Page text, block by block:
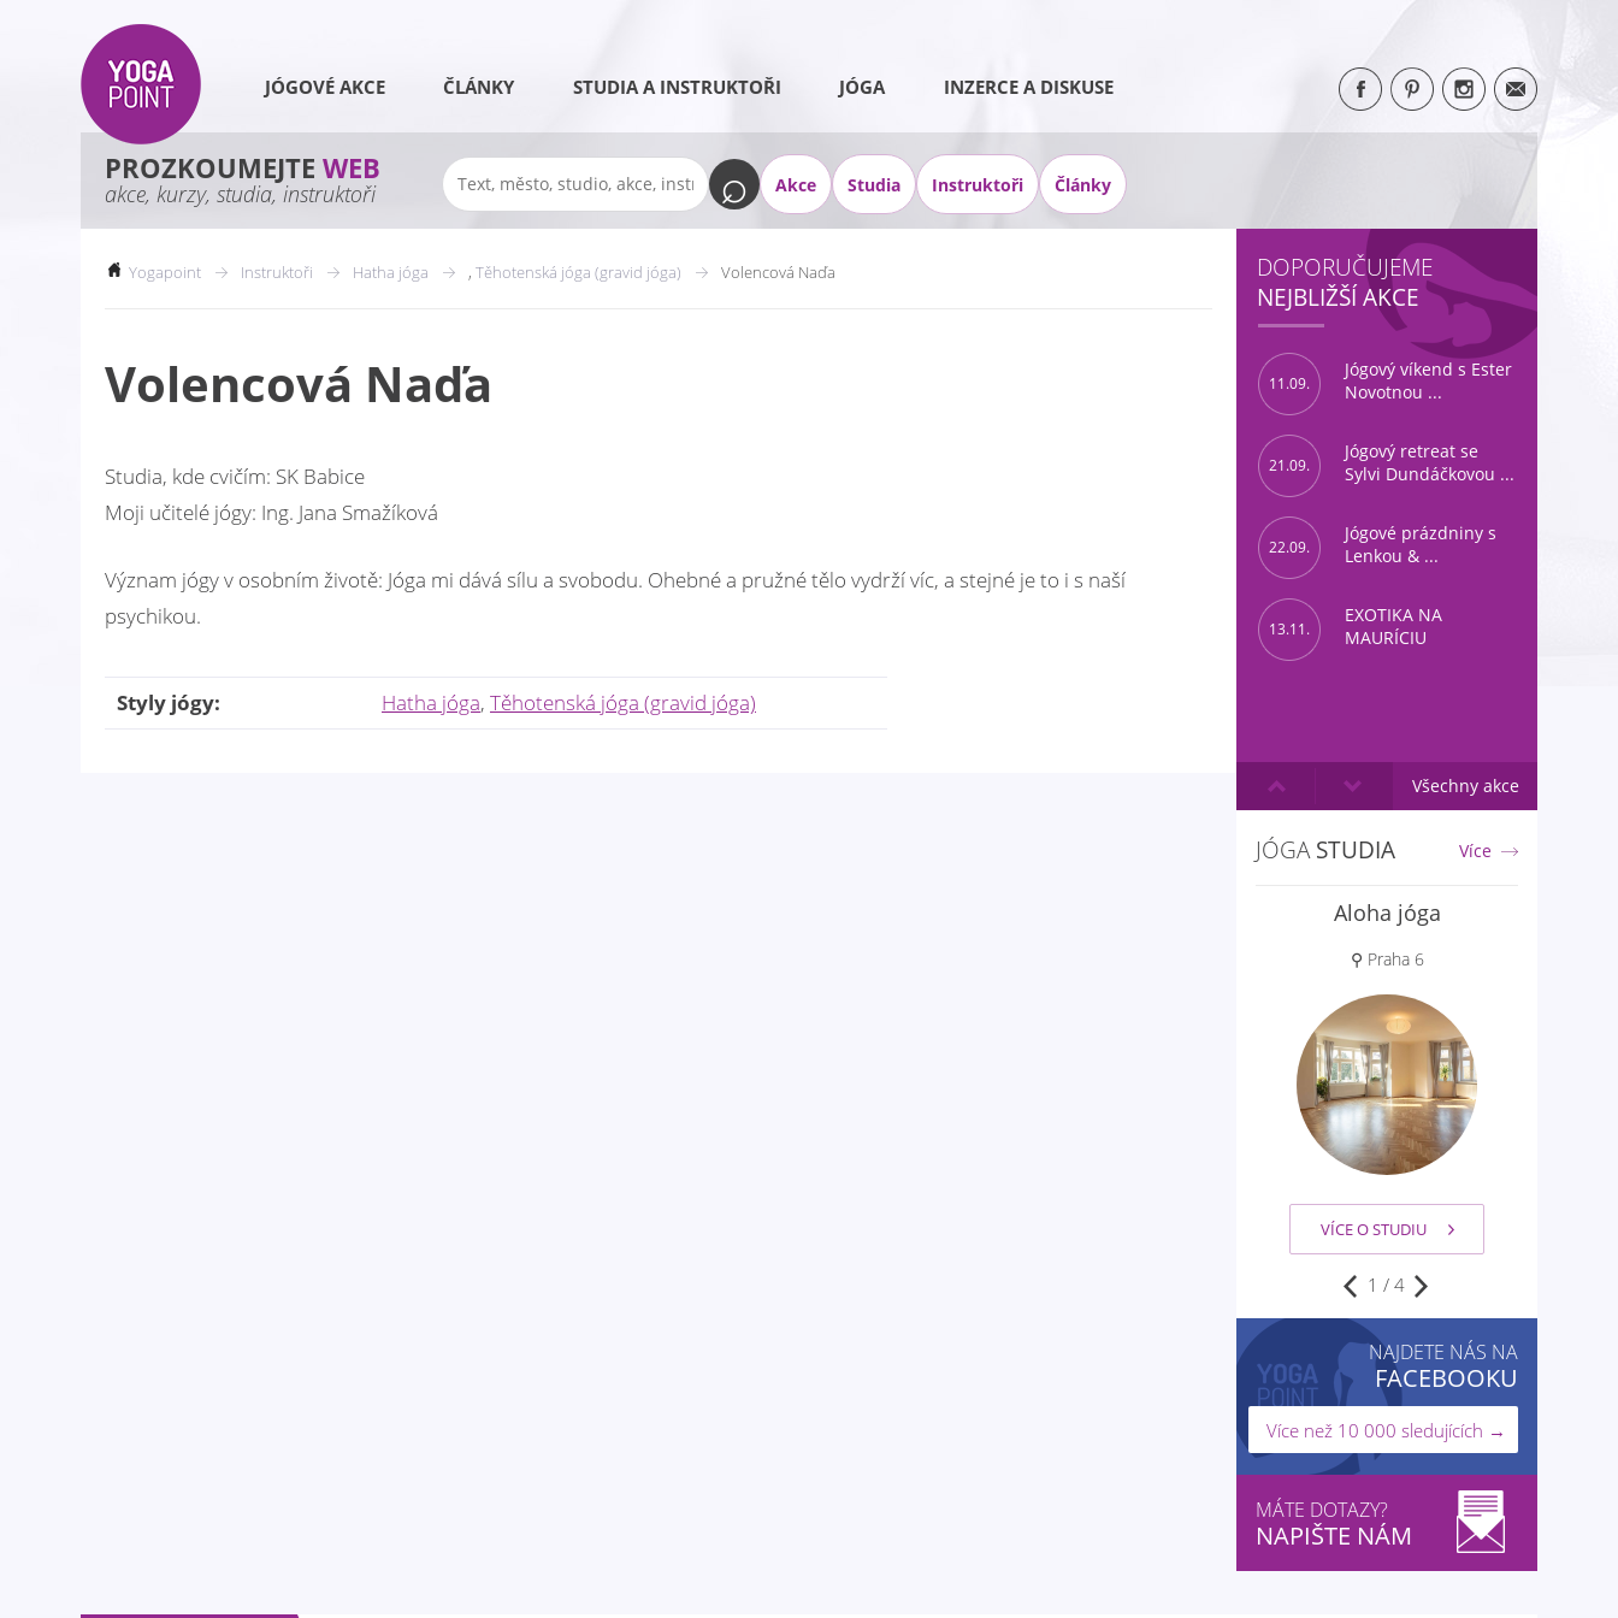
JÓGOVÉ AKCE ČLÁNKY STUDIA A INSTRUKTOŘI JÓGA INZERCE A DISKUSE
PROZKOUMEJTE WEB
akce, kurzy, studia, instruktoři Akce Studia Instruktoři Články
Yogapoint Instruktoři Hatha jóga , Těhotenská jóga (gravid jóga) Volencová Naďa
Volencová Naďa
Studia, kde cvičím: SK Babice
Moji učitelé jógy: Ing. Jana Smažíková
Význam jógy v osobním životě: Jóga mi dává sílu a svobodu. Ohebné a pružné tělo vydrží víc, a stejné je to i s naší
psychikou.
Styly jógy: Hatha jóga, Těhotenská jóga (gravid jóga)
DOPORUČUJEME
NEJBLIŽŠÍ AKCE
11.09.
Jógový víkend s Ester
Novotnou ...
21.09.
Jógový retreat se
Sylvi Dundáčkovou ...
22.09.
Jógové prázdniny s
Lenkou & ...
13.11.
EXOTIKA NA
MAURÍCIU
Všechny akce
JÓGASTUDIA Více
Aloha jóga
⚲ Praha 6
VÍCE O STUDIU
1 / 4
NAJDETE NÁS NA
FACEBOOKU
Více než 10 000 sledujících →
MÁTE DOTAZY?
NAPIŠTE NÁM